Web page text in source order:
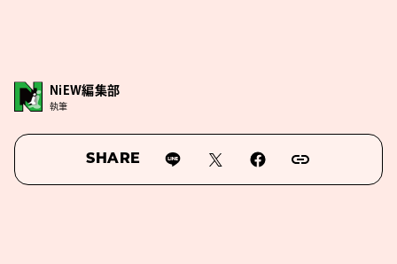
NiEW編集部
執筆
SHARE